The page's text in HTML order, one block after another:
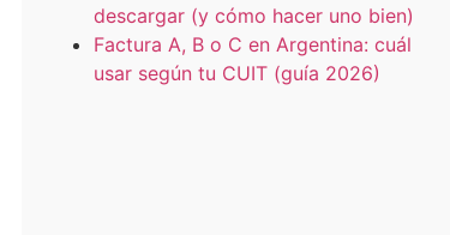
descargar (y cómo hacer uno bien)
Factura A, B o C en Argentina: cuál
usar según tu CUIT (guía 2026)